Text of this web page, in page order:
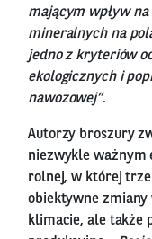
mającym wpływ
mineralnych na
jedno z kryteriów
ekologicznych i
nawozowej”.
Autorzy broszury
niezwykle ważnym
rolnej, w której
obiektywne
klimacie, ale także